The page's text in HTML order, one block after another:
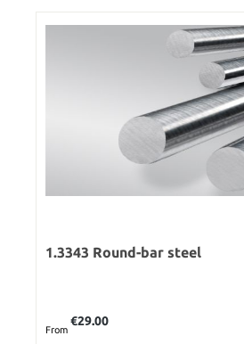
1.3343 Round-bar steel
From
€29.00